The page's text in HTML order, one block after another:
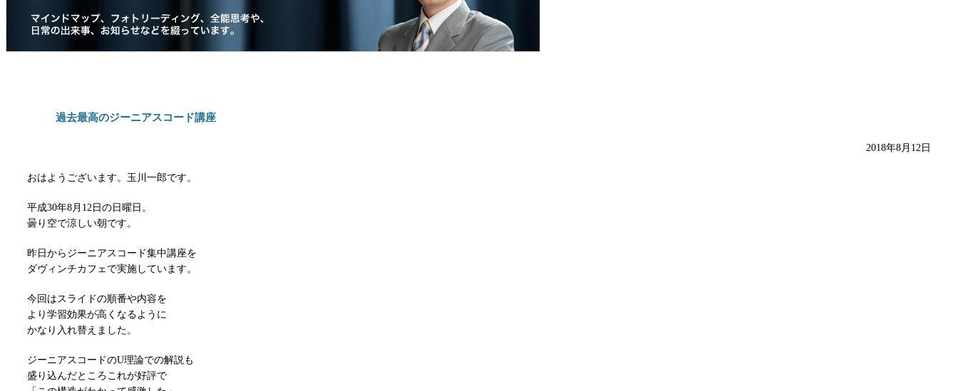
過去最高のジーニアスコード講座
2018年8月12日
おはようございます。玉川一郎です。
平成30年8月12日の日曜日。
曇り空で涼しい朝です。
昨日からジーニアスコード集中講座を
ダヴィンチカフェで実施しています。
今回はスライドの順番や内容を
より学習効果が高くなるように
かなり入れ替えました。
ジーニアスコードのU理論での解説も
盛り込んだところこれが好評で